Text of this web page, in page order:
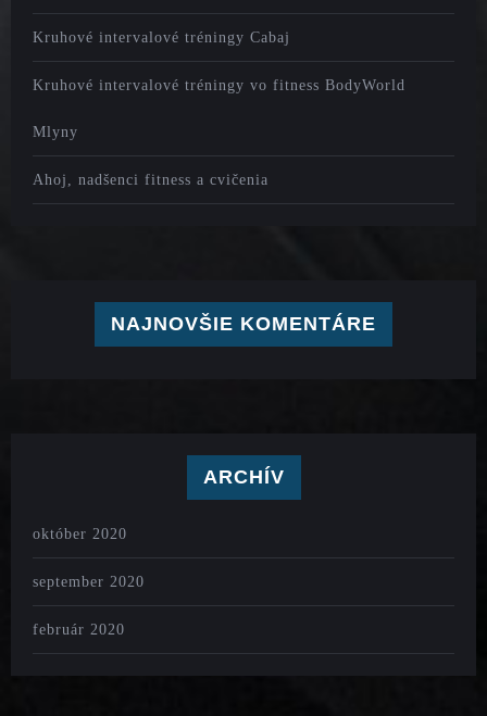
Kruhové intervalové tréningy Cabaj
Kruhové intervalové tréningy vo fitness BodyWorld
Mlyny
Ahoj, nadšenci fitness a cvičenia
NAJNOVŠIE KOMENTÁRE
ARCHÍV
október 2020
september 2020
február 2020